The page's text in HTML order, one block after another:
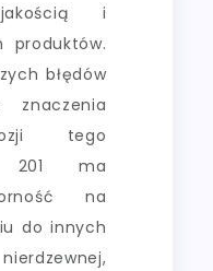
i
produktów.
błędów
znaczenia
tego
201 ma
na
do innych